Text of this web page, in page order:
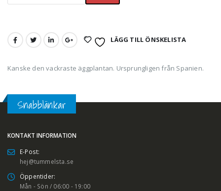
LÄGG TILL ÖNSKELISTA
Kanske den vackraste äggplantan. Ursprungligen från Spanien.
Snabblänkar
KONTAKT INFORMATION
E-Post:
hej@tummelsta.se
Öppentider:
Mån - Sön / 06:00 - 19:00